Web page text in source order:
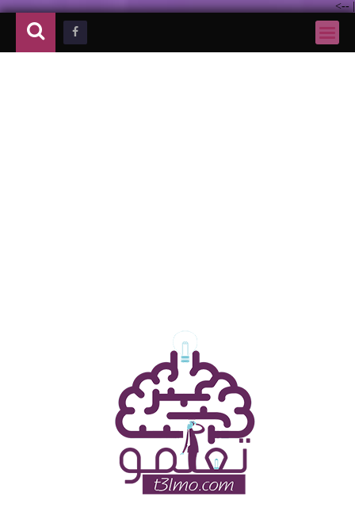
|
-->